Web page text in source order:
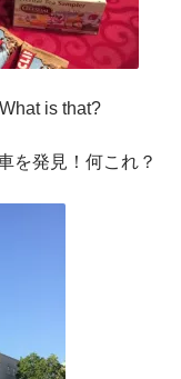
is that?
を発見！何これ？